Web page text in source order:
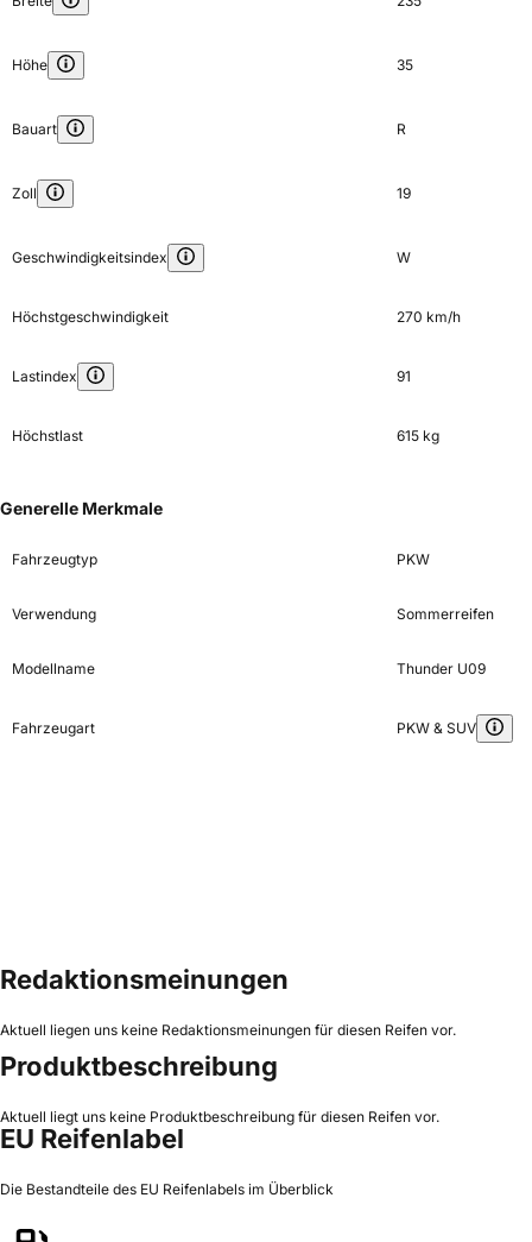
Höhe 35
Bauart R
Zoll 19
Geschwindigkeitsindex W
Höchstgeschwindigkeit 270 km/h
Lastindex 91
Höchstlast 615 kg
Generelle Merkmale
Fahrzeugtyp PKW
Verwendung Sommerreifen
Modellname Thunder U09
Fahrzeugart PKW & SUV
Redaktionsmeinungen
Aktuell liegen uns keine Redaktionsmeinungen für diesen Reifen vor.
Produktbeschreibung
Aktuell liegt uns keine Produktbeschreibung für diesen Reifen vor.
EU Reifenlabel
Die Bestandteile des EU Reifenlabels im Überblick